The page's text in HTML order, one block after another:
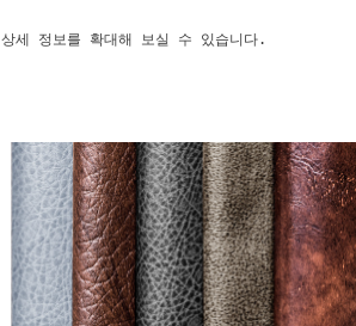
상세 정보를 확대해 보실 수 있습니다.